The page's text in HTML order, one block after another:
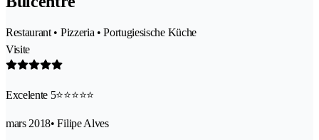
Restaurant • Pizzeria • Portugiesische Küche
Visite
Excelente 5⭐️⭐️⭐️⭐️⭐️
mars 2018• Filipe Alves